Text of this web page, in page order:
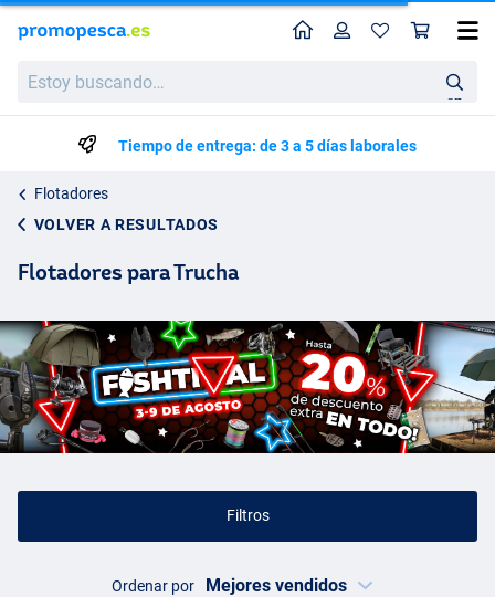
buscando…
en
Perfil
Tiempo de entrega: de 3 a 5 días laborales
Flotadores
VOLVER A RESULTADOS
Flotadores para Trucha
Filtros
Ordenar por